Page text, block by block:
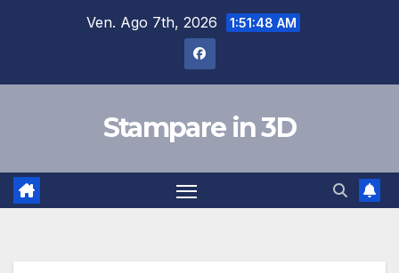
Ven. Ago 7th, 2026 1:51:48 AM
Stampare in 3D